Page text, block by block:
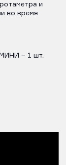
и
во время
– 1 шт.